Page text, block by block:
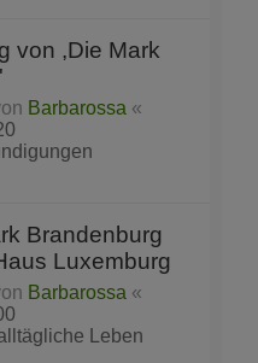
von ,Die Mark
Barbarossa «
Brandenburg
Luxemburg
Barbarossa «
Leben